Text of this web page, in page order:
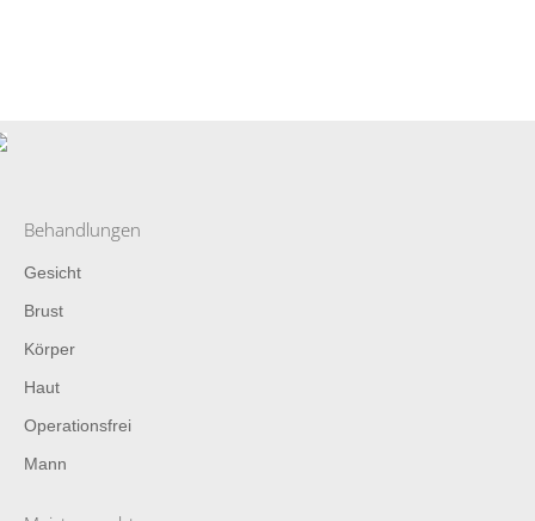
Behandlungen
Gesicht
Brust
Körper
Haut
Operationsfrei
Mann